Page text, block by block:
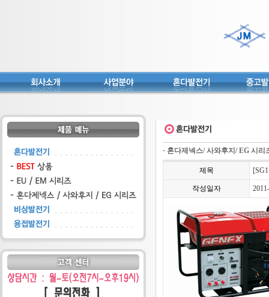
· 혼다제넥스/ 사와후지/ EG 시리
제목
작성일자